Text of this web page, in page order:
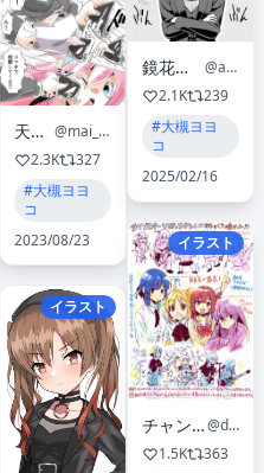
天狗まい
@mai_ameinu
2.3K
327
#大槻ヨヨ
コ
2023/08/23
イラスト
鏡花あすか@お仕事募集中
@asatteka_1111
2.1K
239
#大槻ヨヨ
コ
2025/02/16
イラスト
チャンジャ あんきら
@daichanja
1.5K
363